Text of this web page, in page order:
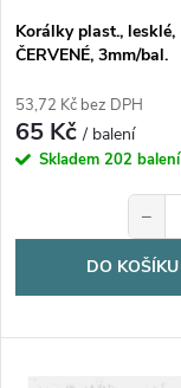
o
d
u
ů
o
d
u
k
t
ů
Korálky plast., lesklé,
ČERVENÉ, 3mm/bal.
53,72 Kč bez DPH
65 Kč/ balení
Skladem 202 balení
−
DO KOŠÍKU